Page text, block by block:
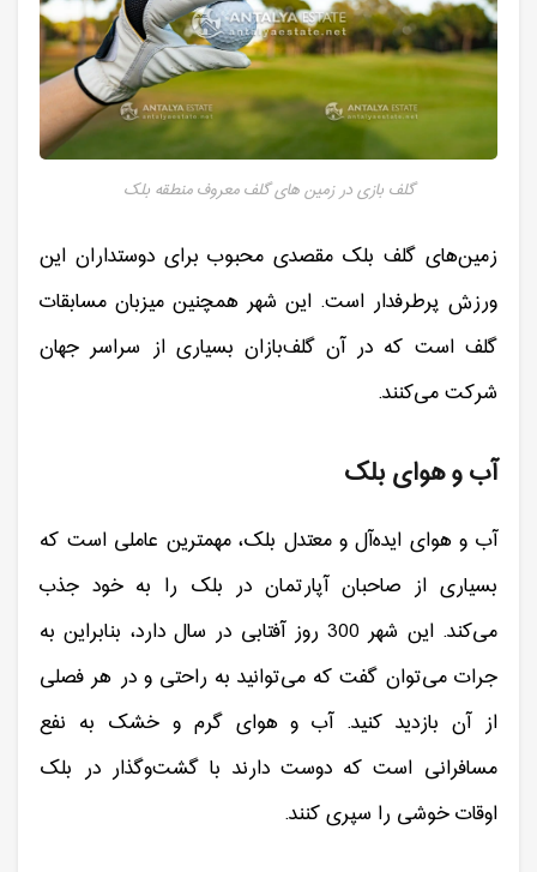
گلف بازی در زمین های گلف معروف منطقه بلک
زمین‌های گلف بلک مقصدی محبوب برای دوستداران این
ورزش پرطرفدار است. این شهر همچنین میزبان مسابقات
گلف است که در آن گلف‌‌بازان بسیاری از سراسر جهان
شرکت می‌کنند.
آب و هوای بلک
آب و هوای ایده‌آل و معتدل بلک، مهمترین عاملی است که
بسیاری از صاحبان آپارتمان در بلک را به خود جذب
می‌کند. این شهر 300 روز آفتابی در سال دارد، بنابراین به
جرات می‌توان گفت که می‌توانید به راحتی و در هر فصلی
از آن بازدید کنید. آب و هوای گرم و خشک به نفع
مسافرانی است که دوست دارند با گشت‌وگذار در بلک
اوقات خوشی را سپری کنند.